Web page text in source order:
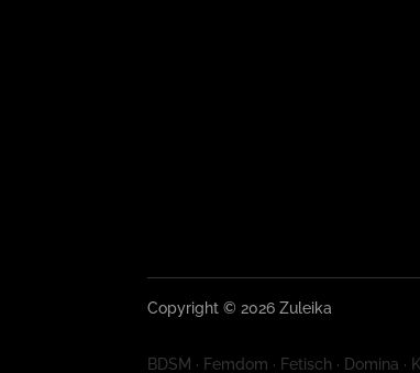
Copyright © 2026 Zuleika
BDSM · Femdom · Fetisch · Domina